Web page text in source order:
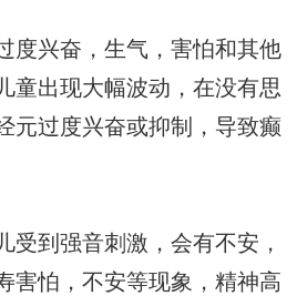
度兴奋，生气，害怕和其他
童出现大幅波动，在没有思
元过度兴奋或抑制，导致癫
受到强音刺激，会有不安，
害怕，不安等现象，精神高